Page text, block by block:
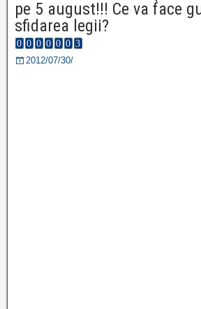
pe 5 august!!! Ce va face
sfidarea legii?
2012/07/30/